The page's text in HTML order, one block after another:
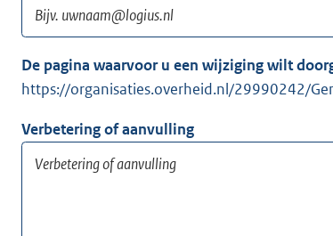
De pagina waarvoor u een wijziging wilt
https://organisaties.overheid.nl/29990242/
Verbetering of aanvulling